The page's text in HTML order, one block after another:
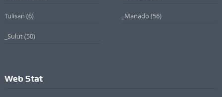
Tulisan (6) _Manado (56)
_Sulut(50)
Web Stat